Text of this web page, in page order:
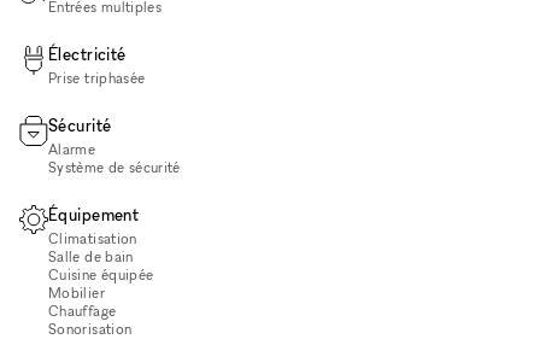
Entrées multiples
Électricité
Prise triphasée
Sécurité
Alarme
Système de sécurité
Équipement
Climatisation
Salle de bain
Cuisine équipée
Mobilier
Chauffage
Sonorisation